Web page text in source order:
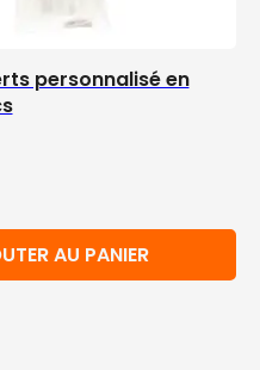
personnalisé en
AU PANIER